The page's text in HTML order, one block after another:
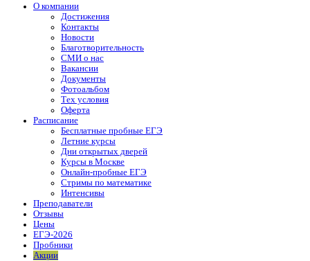
О компании
Достижения
Контакты
Новости
Благотворительность
СМИ о нас
Вакансии
Документы
Фотоальбом
Тех условия
Оферта
Расписание
Бесплатные пробные ЕГЭ
Летние курсы
Дни открытых дверей
Курсы в Москве
Онлайн-пробные ЕГЭ
Стримы по математике
Интенсивы
Преподаватели
Отзывы
Цены
ЕГЭ-2026
Пробники
Акции